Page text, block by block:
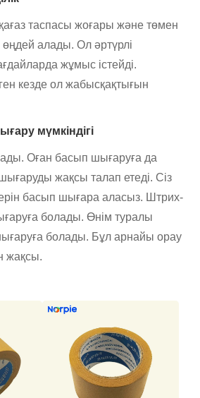
таспасы жоғары және төмен
алады. Ол әртүрлі
жұмыс істейді.
кезде ол жабысқақтығын
мүмкіндігі
Оған басып шығаруға да
жақсы талап етеді. Сіз
басып шығара аласыз. Штрих-
болады. Өнім туралы
болады. Бұл арнайы орау
жақсы.